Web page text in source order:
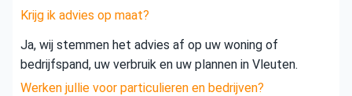
Krijg ik advies op maat?
Ja, wij stemmen het advies af op uw woning of
bedrijfspand, uw verbruik en uw plannen in Vleuten.
Werken jullie voor particulieren en bedrijven?